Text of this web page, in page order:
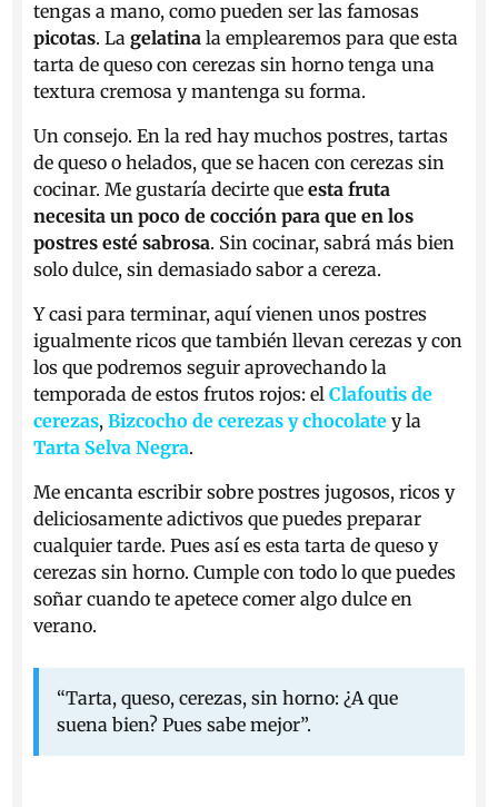
tengas a mano, como pueden ser las famosas
picotas. Lagelatina la emplearemos para que esta
tarta de queso con cerezas sin horno tenga una
textura cremosa y mantenga su forma.
Un consejo. En la red hay muchos postres, tartas
de queso o helados, que se hacen con cerezas sin
cocinar. Me gustaría decirte queesta fruta
necesita un poco de cocción para que en los
postres esté sabrosa. Sin cocinar, sabrá más bien
solo dulce, sin demasiado sabor a cereza.
Y casi para terminar, aquí vienen unos postres
igualmente ricos que también llevan cerezas y con
los que podremos seguir aprovechando la
temporada de estos frutos rojos: elClafoutis de
cerezas,Bizcocho de cerezas y chocolate y la
Tarta Selva Negra.
Me encanta escribir sobre postres jugosos, ricos y
deliciosamente adictivos que puedes preparar
cualquier tarde. Pues así es esta tarta de queso y
cerezas sin horno. Cumple con todo lo que puedes
soñar cuando te apetece comer algo dulce en
verano.
“Tarta, queso, cerezas, sin horno: ¿A que
suena bien? Pues sabe mejor”.